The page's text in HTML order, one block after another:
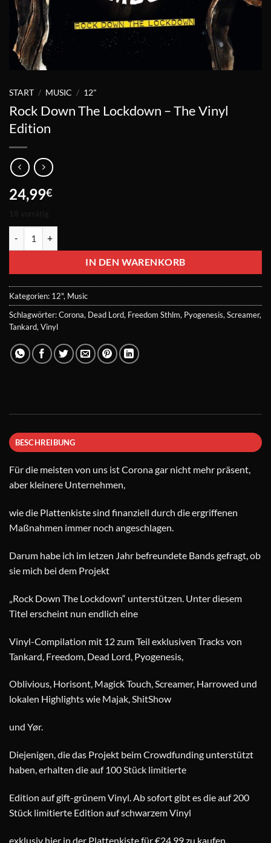
START / MUSIC / 12"
Rock Down The Lockdown – The Vinyl
Edition
24,99€
IN DEN WARENKORB
Kategorien: 12", Music
Schlagwörter:Corona, Dead Lord, Freedom Sthlm, Pyogenesis,Screamer,
Tankard,Vinyl
BESCHREIBUNG
Für die meisten von uns ist Corona gar nicht mehr präsent,
aber kleinere Unternehmen,
wie die Plattenkiste sind finanziell durch die ergriffenen
Maßnahmen immer noch angeschlagen.
Darum habe ich im letzen Jahr befreundete Bands gefragt, ob
sie mich bei dem Projekt
„Rock Down The Lockdown“ unterstützen. Unter diesem
Titel erscheint nun endlich eine
Vinyl-Compilation mit 12 zum Teil exklusiven Tracks von
Tankard, Freedom, Dead Lord, Pyogenesis,
Oblivious, Horisont, Magick Touch, Screamer, Harrowed und
lokalen Highlights wie Majak, ShitShow
und Yør.
Diejenigen, die das Projekt beim Crowdfunding unterstützt
haben, erhalten die auf 100 Stück limitierte
Edition auf gift-grünem Vinyl. Ab sofort gibt es die auf 200
Stück limitierte Edition auf schwarzem Vinyl
exklusiv hier in der Plattenkiste für €24,99 zu kaufen.